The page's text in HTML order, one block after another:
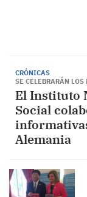
CRÓNICAS
SE CELEBRARÁN
El Instituto
Social
Alemania